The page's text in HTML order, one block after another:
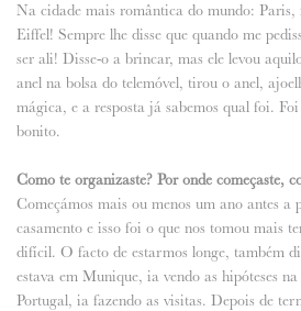
Na cidade mais romântica do mundo: Paris,
Eiffel! Sempre lhe disse que quando me
ser ali! Disse-o a brincar, mas ele levou
anel na bolsa do telemóvel, tirou o anel,
mágica, e a resposta já sabemos qual foi.
bonito.
Como te organizaste? Por onde começaste,
Começámos mais ou menos um ano antes a
casamento e isso foi o que nos tomou mais
difícil. O facto de estarmos longe, também
estava em Munique, ia vendo as hipóteses
Portugal, ia fazendo as visitas. Depois de